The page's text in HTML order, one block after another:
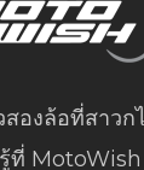
สองล้อที่สาวก
ที่ MotoWish